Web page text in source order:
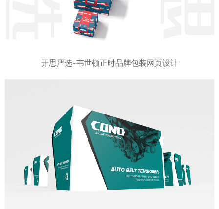
开思严选-韦世顿正时品牌包装网页设计